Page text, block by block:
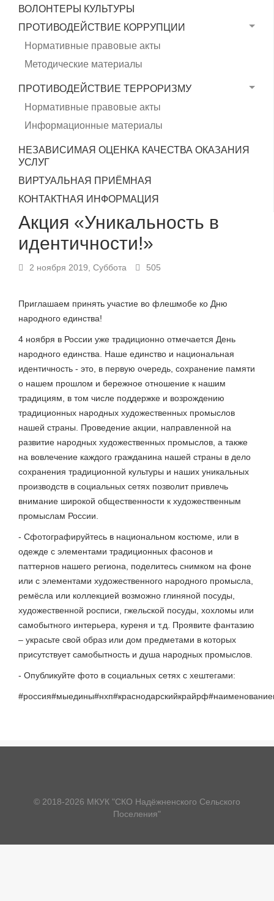
ВОЛОНТЕРЫ КУЛЬТУРЫ
ПРОТИВОДЕЙСТВИЕ КОРРУПЦИИ
Нормативные правовые акты
Методические материалы
ПРОТИВОДЕЙСТВИЕ ТЕРРОРИЗМУ
Нормативные правовые акты
Информационные материалы
НЕЗАВИСИМАЯ ОЦЕНКА КАЧЕСТВА ОКАЗАНИЯ
УСЛУГ
ВИРТУАЛЬНАЯ ПРИЁМНАЯ
КОНТАКТНАЯ ИНФОРМАЦИЯ
Акция «Уникальность в
идентичности!»
2 ноября 2019, Суббота 505
Приглашаем принять участие во флешмобе ко Дню
народного единства!
4 ноября в России уже традиционно отмечается День
народного единства. Наше единство и национальная
идентичность - это, в первую очередь, сохранение памяти
о нашем прошлом и бережное отношение к нашим
традициям, в том числе поддержке и возрождению
традиционных народных художественных промыслов
нашей страны. Проведение акции, направленной на
развитие народных художественных промыслов, а также
на вовлечение каждого гражданина нашей страны в дело
сохранения традиционной культуры и наших уникальных
производств в социальных сетях позволит привлечь
внимание широкой общественности к художественным
промыслам России.
- Сфотографируйтесь в национальном костюме, или в
одежде с элементами традиционных фасонов и
паттернов нашего региона, поделитесь снимком на фоне
или с элементами художественного народного промысла,
ремёсла или коллекцией возможно глиняной посуды,
художественной росписи, гжельской посуды, хохломы или
самобытного интерьера, куреня и т.д. Проявите фантазию
– украсьте свой образ или дом предметами в которых
присутствует самобытность и душа народных промыслов.
- Опубликуйте фото в социальных сетях с хештегами:
© 2018-2026 МКУК "СКО Надёжненского Сельского
Поселения"